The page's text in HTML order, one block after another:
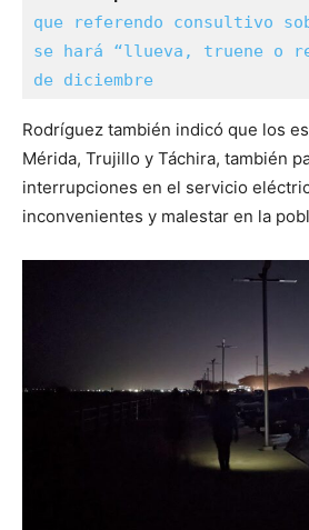
que referendo consultivo
se hará “llueva, truene o
de diciembre
Rodríguez también indicó que los
Mérida, Trujillo y Táchira, también
interrupciones en el servicio
inconvenientes y malestar en la